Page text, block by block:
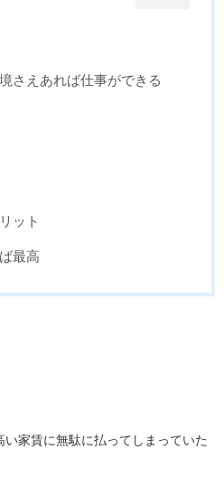
さえあれば仕事ができる
ット
最高
家賃に無駄に払ってしまっていた